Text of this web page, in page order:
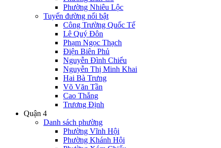
Phường Nhiêu Lộc
Tuyến đường nổi bật
Công Trường Quốc Tế
Lê Quý Đôn
Phạm Ngọc Thạch
Điện Biên Phủ
Nguyễn Đình Chiểu
Nguyễn Thị Minh Khai
Hai Bà Trưng
Võ Văn Tần
Cao Thắng
Trương Định
Quận 4
Danh sách phường
Phường Vĩnh Hội
Phường Khánh Hội